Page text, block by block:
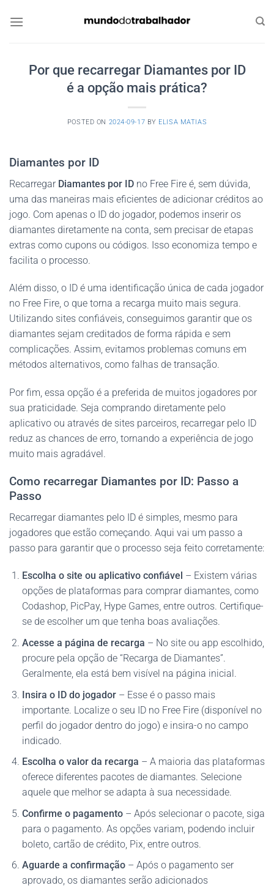
Por que recarregar Diamantes por ID⁩
é a opção mais prática?
POSTED ON 2024-09-17 BY ELISA MATIAS
Diamantes por ID⁩
Recarregar Diamantes por ID⁩ no Free Fire é, sem dúvida,
uma das maneiras mais eficientes de adicionar créditos ao
jogo. Com apenas o ID do jogador, podemos inserir os
diamantes diretamente na conta, sem precisar de etapas
extras como cupons ou códigos. Isso economiza tempo e
facilita o processo.
Além disso, o ID é uma identificação única de cada jogador
no Free Fire, o que torna a recarga muito mais segura.
Utilizando sites confiáveis, conseguimos garantir que os
diamantes sejam creditados de forma rápida e sem
complicações. Assim, evitamos problemas comuns em
métodos alternativos, como falhas de transação.
Por fim, essa opção é a preferida de muitos jogadores por
sua praticidade. Seja comprando diretamente pelo
aplicativo ou através de sites parceiros, recarregar pelo ID
reduz as chances de erro, tornando a experiência de jogo
muito mais agradável.
Como recarregar Diamantes por ID⁩: Passo a
Passo
Recarregar diamantes pelo ID é simples, mesmo para
jogadores que estão começando. Aqui vai um passo a
passo para garantir que o processo seja feito corretamente:
Escolha o site ou aplicativo confiável – Existem várias
opções de plataformas para comprar diamantes, como
Codashop, PicPay, Hype Games, entre outros. Certifique-
se de escolher um que tenha boas avaliações.
Acesse a página de recarga – No site ou app escolhido,
procure pela opção de “Recarga de Diamantes”.
Geralmente, ela está bem visível na página inicial.
Insira o ID do jogador– Esse é o passo mais
importante. Localize o seu ID no Free Fire (disponível no
perfil do jogador dentro do jogo) e insira-o no campo
indicado.
Escolha o valor da recarga – A maioria das plataformas
oferece diferentes pacotes de diamantes. Selecione
aquele que melhor se adapta à sua necessidade.
Confirme o pagamento– Após selecionar o pacote, siga
para o pagamento. As opções variam, podendo incluir
boleto, cartão de crédito, Pix, entre outros.
Aguarde a confirmação– Após o pagamento ser
aprovado, os diamantes serão adicionados